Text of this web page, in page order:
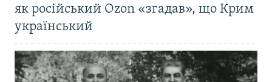
як російський Ozon «згадав», що Крим
український